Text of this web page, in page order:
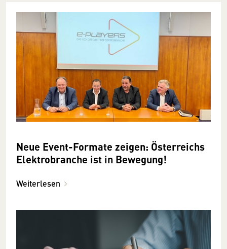
Neue Event-Formate zeigen: Österreichs
Elektrobranche ist in Bewegung!
Weiterlesen